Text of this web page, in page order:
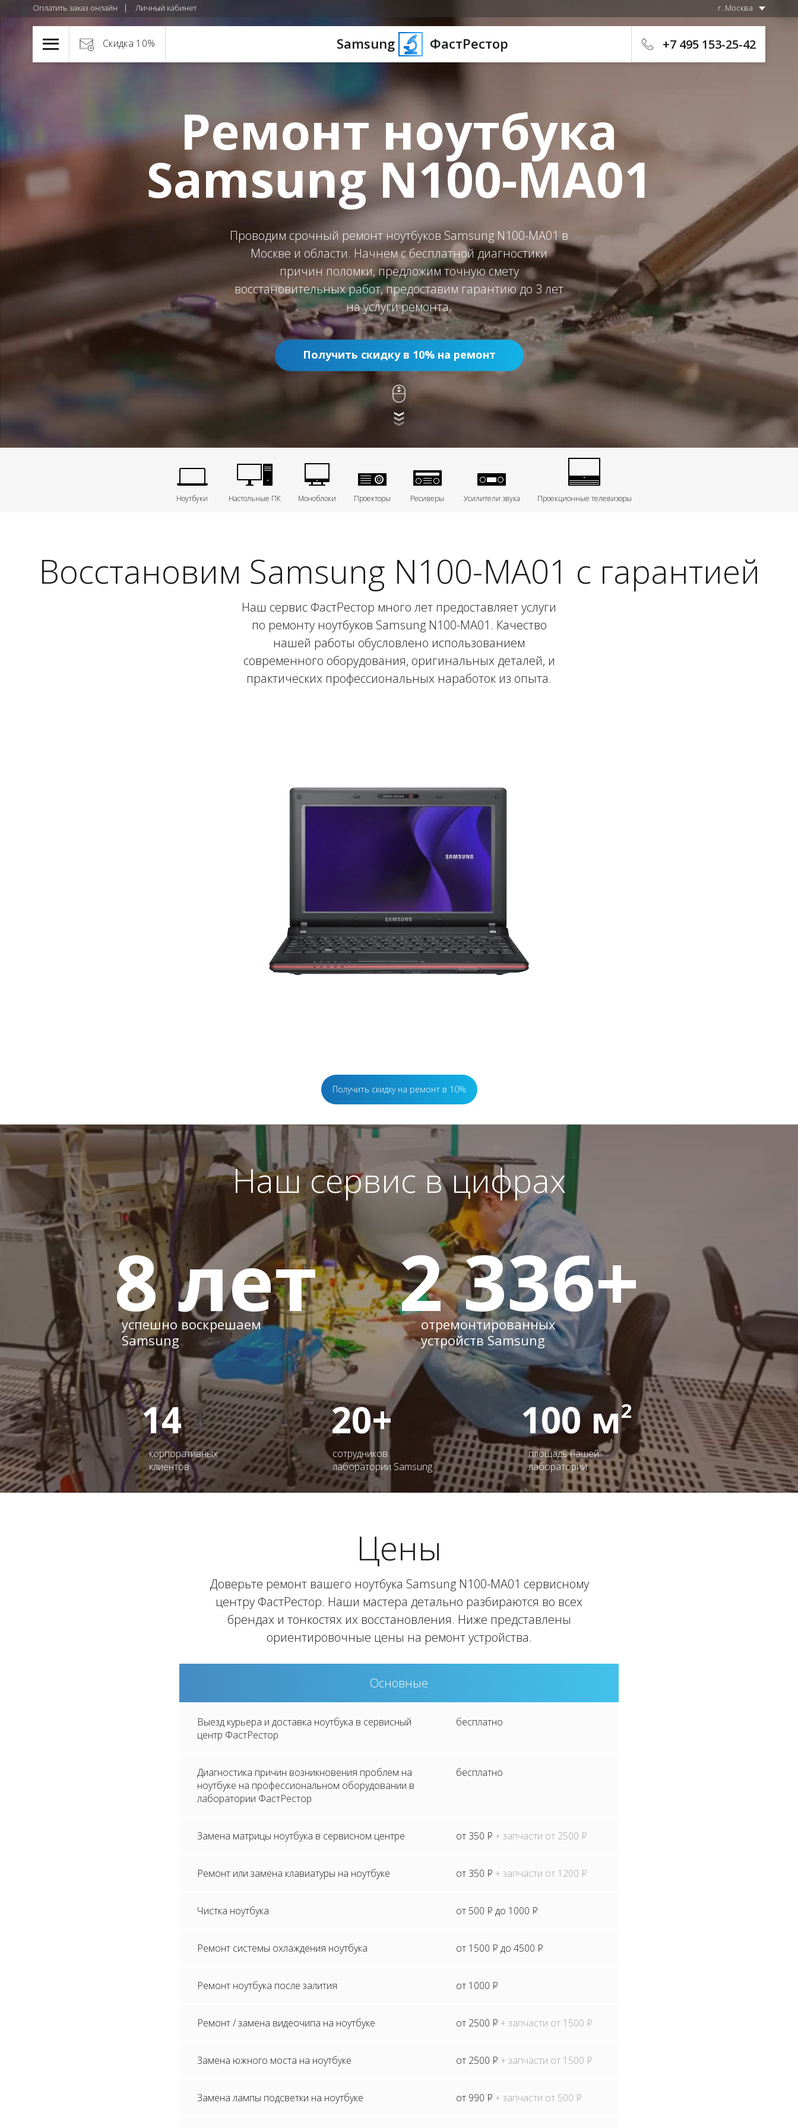
Оплатить заказ онлайн Личный кабинет г. Москва
Samsung ФастРестор
Скидка 10% +7 495 153-25-42
Ремонт ноутбука
Samsung N100-MA01
Проводим срочный ремонт ноутбуков Samsung N100-MA01 в
Москве и области. Начнем с бесплатной диагностики
причин поломки, предложим точную смету
восстановительных работ, предоставим гарантию до 3 лет
на услуги ремонта.
Получить скидку в 10% на ремонт
Ноутбуки Настольные ПК Моноблоки Проекторы Ресиверы Усилители звука Проекционные телевизоры
Восстановим Samsung N100-MA01 с гарантией
Наш сервис ФастРестор много лет предоставляет услуги
по ремонту ноутбуков Samsung N100-MA01. Качество
нашей работы обусловлено использованием
современного оборудования, оригинальных деталей, и
практических профессиональных наработок из опыта.
Получить скидку на ремонт в 10%
Наш сервис в цифрах
8лет
успешно воскрешаем
Samsung
2 336+
отремонтированных
устройств Samsung
14
корпоративных
клиентов
20+
сотрудников
лаборатории Samsung
100 м2
площадь нашей
лаборатории
Цены
Доверьте ремонт вашего ноутбука Samsung N100-MA01 сервисному
центру ФастРестор. Наши мастера детально разбираются во всех
брендах и тонкостях их восстановления. Ниже представлены
ориентировочные цены на ремонт устройства.
Основные
Выезд курьера и доставка ноутбука в сервисный
центр ФастРестор
бесплатно
Диагностика причин возникновения проблем на
ноутбуке на профессиональном оборудовании в
лаборатории ФастРестор
бесплатно
Замена матрицы ноутбука в сервисном центре от 350 P + запчасти от 2500 P
Ремонт или замена клавиатуры на ноутбуке от 350 P + запчасти от 1200 P
Чистка ноутбука от 500 P до 1000 P
Ремонт системы охлаждения ноутбука от 1500 P до 4500 P
Ремонт ноутбука после залития от 1000 P
Ремонт / замена видеочипа на ноутбуке от 2500 P + запчасти от 1500 P
Замена южного моста на ноутбуке от 2500 P + запчасти от 1500 P
Замена лампы подсветки на ноутбуке от 990 P + запчасти от 500 P